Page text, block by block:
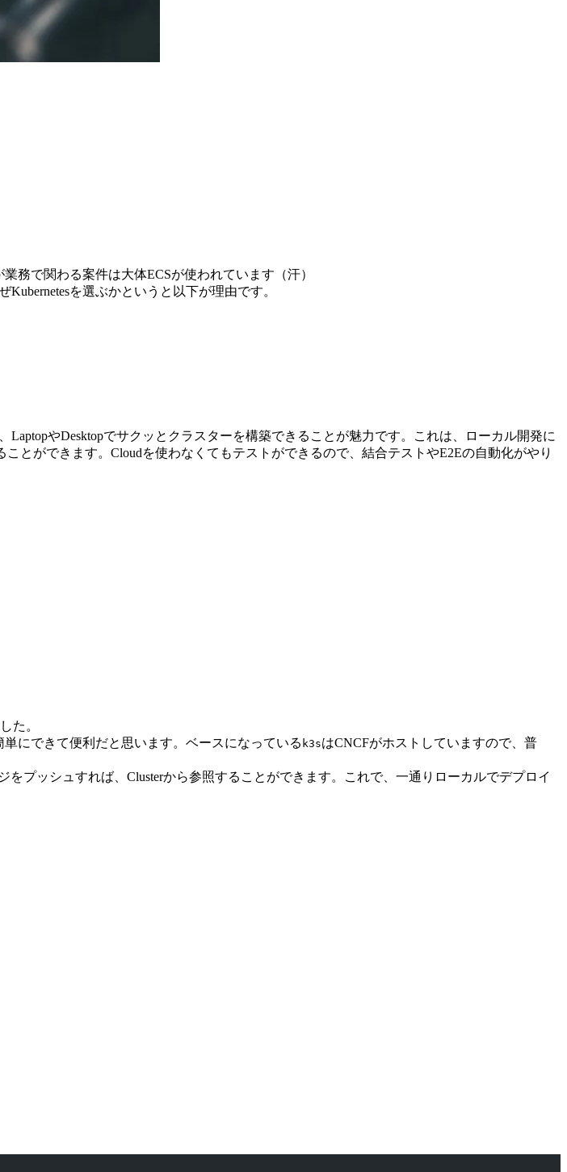
務で関わる案件は大体ECSが使われています（汗）
を選ぶかというと以下が理由です。
やDesktopでサクッとクラスターを構築できることが魅力です。これは、ローカル開発に
とができます。Cloudを使わなくてもテストができるので、結合テストやE2Eの自動化がやり
た。
単にできて便利だと思います。ベースになっている k3sはCNCFがホストしていますので、普
プッシュすれば、Clusterから参照することができます。これで、一通りローカルでデプロイ